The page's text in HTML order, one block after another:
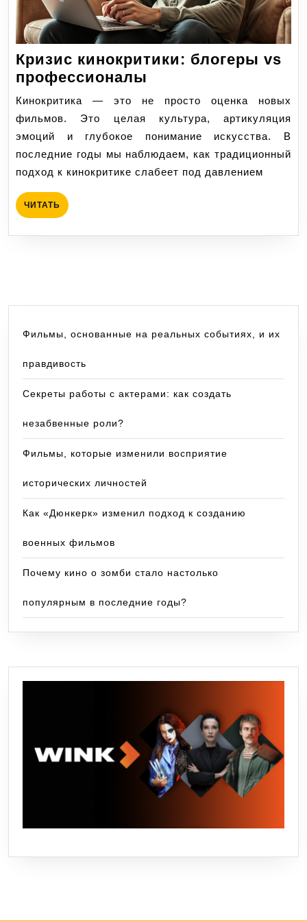
Кризис кинокритики: блогеры vs
профессионалы
блогеры
профессионалы
Кинокритика — это не просто оценка новых
фильмов. Это целая культура, артикуляция
эмоций и глубокое понимание искусства. В
последние годы мы наблюдаем, как традиционный
подход к кинокритике слабеет под давлением
ЧИТАТЬ ЧИТАТЬ
Фильмы, основанные на реальных событиях, и их
правдивость
Секреты работы с актерами: как создать
незабвенные роли?
Фильмы, которые изменили восприятие
исторических личностей
Как «Дюнкерк» изменил подход к созданию
военных фильмов
Почему кино о зомби стало настолько
популярным в последние годы?